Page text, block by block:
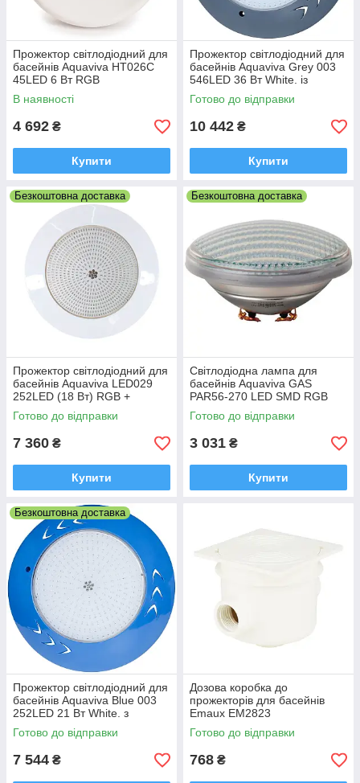
Прожектор світлодіодний для
басейнів Aquaviva HT026C
45LED 6 Вт RGB
В наявності
4 692 ₴
Купити
Прожектор світлодіодний для
басейнів Aquaviva Grey 003
546LED 36 Вт White. із
заставної
Готово до відправки
10 442 ₴
Купити
Безкоштовна доставка
Прожектор світлодіодний для
басейнів Aquaviva LED029
252LED (18 Вт) RGB +
закладна під лайнер
Готово до відправки
7 360 ₴
Купити
Безкоштовна доставка
Світлодіодна лампа для
басейнів Aquaviva GAS
PAR56-270 LED SMD RGB
Dimmer
Готово до відправки
3 031 ₴
Купити
Безкоштовна доставка
Прожектор світлодіодний для
басейнів Aquaviva Blue 003
252LED 21 Вт White. з
закладною
Готово до відправки
7 544 ₴
Дозова коробка до
прожекторів для басейнів
Emaux EM2823
Готово до відправки
768 ₴